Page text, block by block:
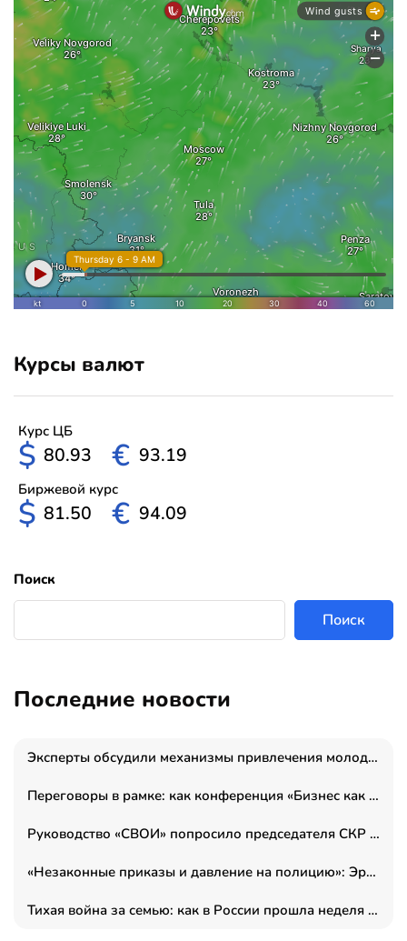
Курсы валют
Курс ЦБ
$ 80.93 € 93.19
Биржевой курс
$ 81.50 € 94.09
Поиск
Поиск
Последние новости
Эксперты обсудили механизмы привлечения молодых специалистов в промышленные города
Переговоры в рамке: как конференция «Бизнес как искусство» переформатирует деловой этикет в стенах ТПП РФ
Руководство «СВОИ» попросило председателя СКР дать правовую оценку обысков в тыловом штабе
«Незаконные приказы и давление на полицию»: Эрнеста Султанова задержали у посольства Израиля во время одиночного пикета
Тихая война за семью: как в России прошла неделя правовой помощи